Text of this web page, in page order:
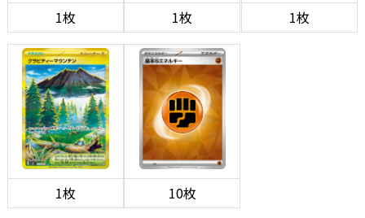
1枚 1枚 1枚
1枚 10枚